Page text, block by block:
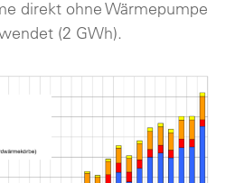
direkt ohne Wärmepumpe
(2 GWh).